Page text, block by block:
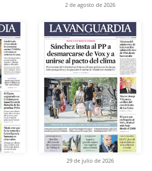
2 de agosto de 2026
29 de julio de 2026